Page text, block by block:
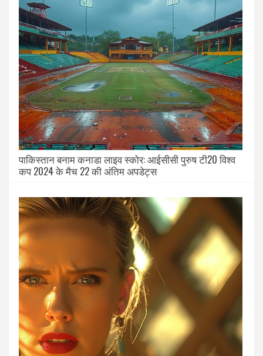
पाकिस्तान बनाम कनाडा लाइव स्कोर: आईसीसी पुरुष टी20 विश्व
कप 2024 के मैच 22 की अंतिम अपडेट्स